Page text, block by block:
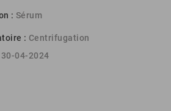
: Sérum
: Centrifugation
30-04-2024